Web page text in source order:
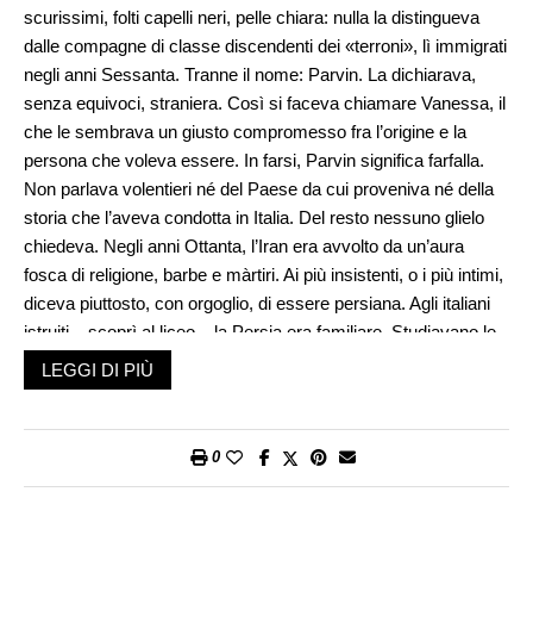
scurissimi, folti capelli neri, pelle chiara: nulla la distingueva
dalle compagne di classe discendenti dei «terroni», lì immigrati
negli anni Sessanta. Tranne il nome: Parvin. La dichiarava,
senza equivoci, straniera. Così si faceva chiamare Vanessa, il
che le sembrava un giusto compromesso fra l’origine e la
persona che voleva essere. In farsi, Parvin significa farfalla.
Non parlava volentieri né del Paese da cui proveniva né della
storia che l’aveva condotta in Italia. Del resto nessuno glielo
chiedeva. Negli anni Ottanta, l’Iran era avvolto da un’aura
fosca di religione, barbe e màrtiri. Ai più insistenti, o i più intimi,
diceva piuttosto, con orgoglio, di essere persiana. Agli italiani
istruiti – scoprì al liceo – la Persia era familiare. Studiavano le
guerre dei Persiani contro i Greci, Ciro, Dario, gli Achemenidi.
La parola «persiano» aveva qualcosa di grande, tragico e
Parvin sapeva di essere stata ricca, o almeno benestante, ma
LEGGI DI PIÙ
0